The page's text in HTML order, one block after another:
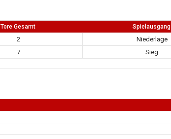
Tore Gesamt Spielausgang
2
Niederlage
7 Sieg